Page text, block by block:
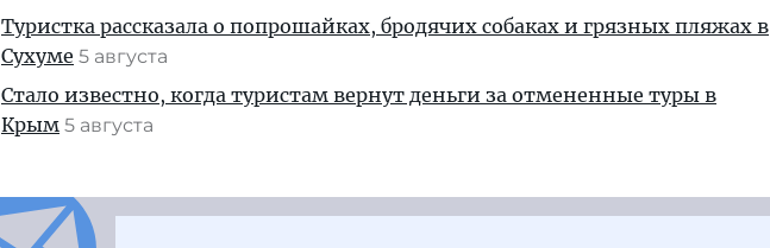
Туристка рассказала о попрошайках, бродячих собаках и грязных пляжах в
Сухуме 5 августа
Стало известно, когда туристам вернут деньги за отмененные туры в
Крым 5 августа